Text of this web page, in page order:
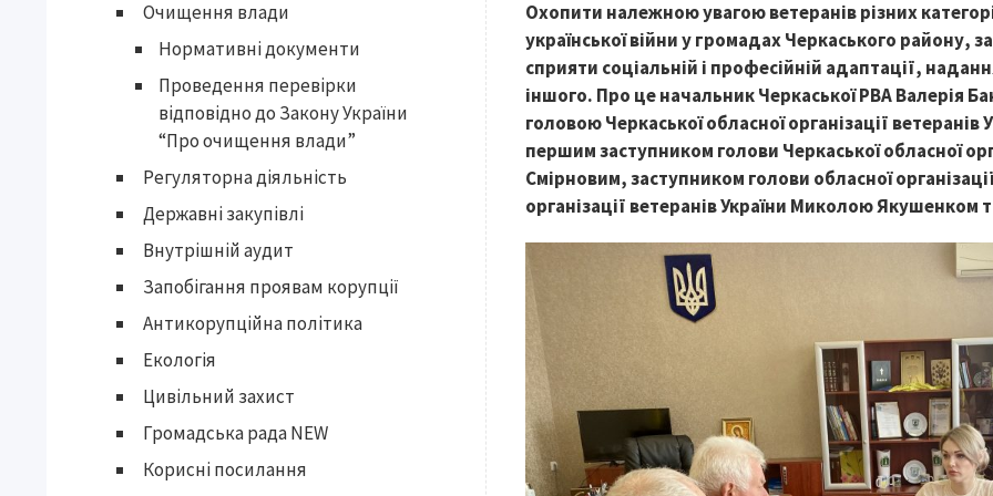
Охопити належною увагою ветеранів різних
української війни у громадах Черкаського району,
сприяти соціальній і професійній адаптації,
іншого. Про це начальник Черкаської РВА Валерія
головою Черкаської обласної організації
першим заступником голови Черкаської обласної
Смірновим, заступником голови обласної
організації ветеранів України Миколою Якушенком
Очищення влади
Нормативні документи
Проведення перевірки
відповідно до Закону України
“Про очищення влади”
Регуляторна діяльність
Державні закупівлі
Внутрішній аудит
Запобігання проявам корупції
Антикорупційна політика
Екологія
Цивільний захист
Громадська рада NEW
Корисні посилання